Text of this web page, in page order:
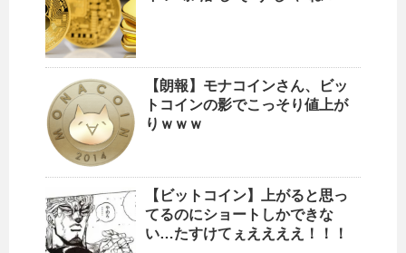
【朗報】モナコインさん、ビッ
トコインの影でこっそり値上が
りｗｗｗ
【ビットコイン】上がると思っ
てるのにショートしかできな
い…たすけてぇええええ！！！